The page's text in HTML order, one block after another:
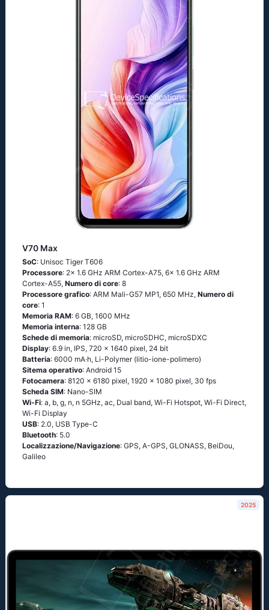
V70 Max
SoC: Unisoc Tiger T606
Processore: 2x 1.6 GHz ARM Cortex-A75, 6x 1.6 GHz ARM
Cortex-A55, Numero di core: 8
Processore grafico: ARM Mali-G57 MP1, 650 MHz, Numero di
core: 1
Memoria RAM: 6 GB, 1600 MHz
Memoria interna: 128 GB
Schede di memoria: microSD, microSDHC, microSDXC
Display: 6.9 in, IPS, 720 x 1640 pixel, 24 bit
Batteria: 6000 mA·h, Li-Polymer (litio-ione-polimero)
Sitema operativo: Android 15
Fotocamera: 8120 x 6180 pixel, 1920 x 1080 pixel, 30 fps
Scheda SIM: Nano-SIM
Wi-Fi: a, b, g, n, n 5GHz, ac, Dual band, Wi-Fi Hotspot, Wi-Fi Direct,
Wi-Fi Display
USB: 2.0, USB Type-C
Bluetooth: 5.0
Localizzazione/Navigazione: GPS, A-GPS, GLONASS, BeiDou,
Galileo
2025